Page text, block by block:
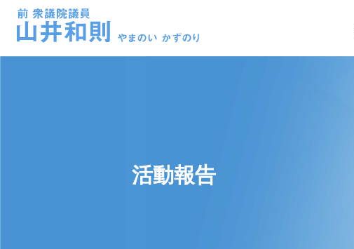
活動報告